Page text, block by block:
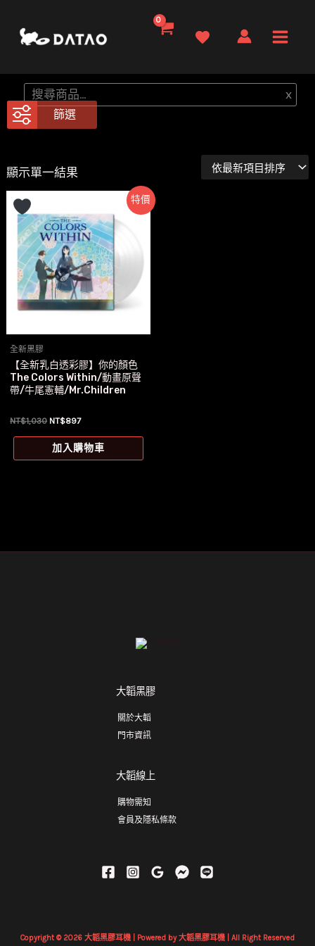
要
內
Menu
搜
尋
x
篩選
顯示單一結果
特價
全新黑膠
【全新乳白透彩膠】你的顏色
The Colors Within/動畫原聲
帶/牛尾憲輔/Mr.Children
NT$1,030 原
價
格：
NT$897目
價
格：
加入購物車
大韜黑膠
關於大韜
門市資訊
大韜線上
購物需知
會員及隱私條款
Copyright © 2026 大韜黑膠耳機 | Powered by 大韜黑膠耳機 | All Right Reserved